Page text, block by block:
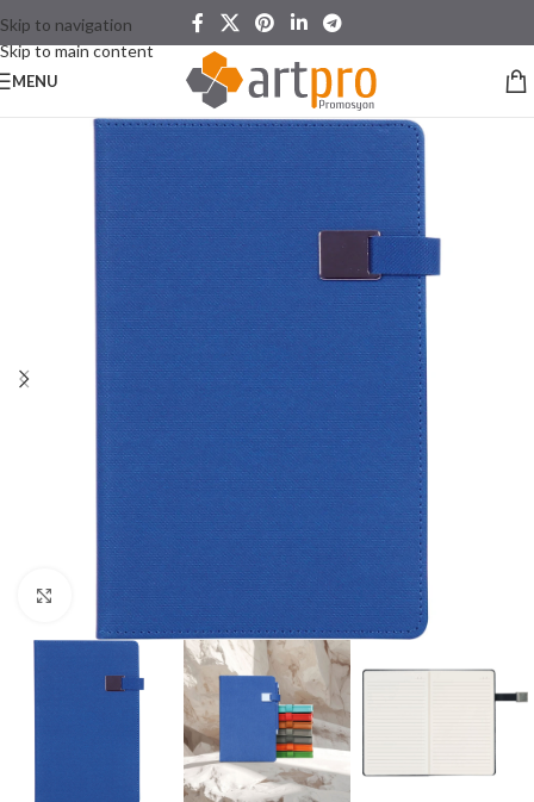
Skip to navigation
Skip to main content
MENU
Click to enlarge